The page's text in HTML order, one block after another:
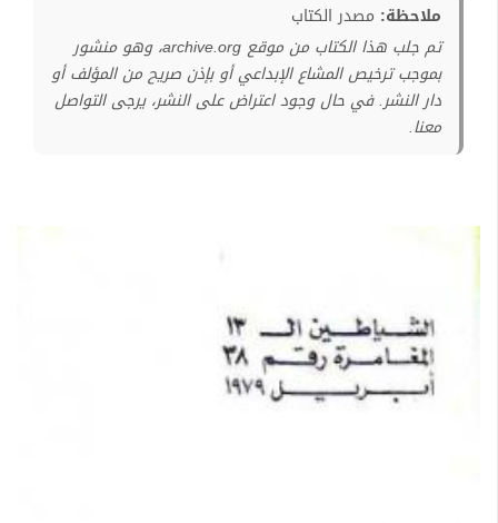
ملاحظة: مصدر الكتاب
تم جلب هذا الكتاب من موقع archive.org، وهو منشور
بموجب ترخيص المشاع الإبداعي أو بإذن صريح من المؤلف أو
دار النشر. في حال وجود اعتراض على النشر، يرجى التواصل
معنا.